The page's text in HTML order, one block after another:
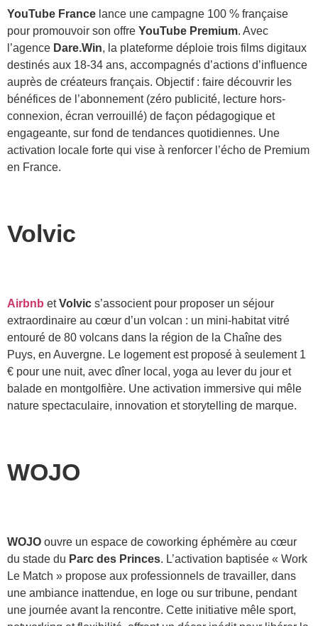
YouTube France lance une campagne 100 % française
pour promouvoir son offre YouTube Premium. Avec
l’agence Dare.Win, la plateforme déploie trois films digitaux
destinés aux 18-34 ans, accompagnés d’actions d’influence
auprès de créateurs français. Objectif : faire découvrir les
bénéfices de l’abonnement (zéro publicité, lecture hors-
connexion, écran verrouillé) de façon pédagogique et
engageante, sur fond de tendances quotidiennes. Une
activation locale forte qui vise à renforcer l’écho de Premium
en France.
Volvic
Airbnb etVolvic s’associent pour proposer un séjour
extraordinaire au cœur d’un volcan : un mini-habitat vitré
entouré de 80 volcans dans la région de la Chaîne des
Puys, en Auvergne. Le logement est proposé à seulement 1
€ pour une nuit, avec dîner local, yoga au lever du jour et
balade en montgolfière. Une activation immersive qui mêle
nature spectaculaire, innovation et storytelling de marque.
WOJO
WOJO ouvre un espace de coworking éphémère au cœur
du stade du Parc des Princes. L’activation baptisée « Work
Le Match » propose aux professionnels de travailler, dans
une ambiance inattendue, en loge ou sur tribune, pendant
une journée avant la rencontre. Cette initiative mêle sport,